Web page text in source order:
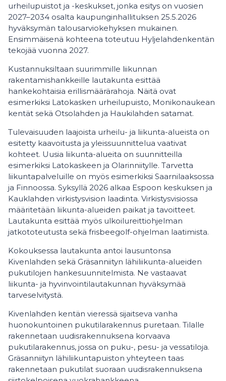
urheilupuistot ja -keskukset, jonka esitys on vuosien
2027–2034 osalta kaupunginhallituksen 25.5.2026
hyväksymän talousarviokehyksen mukainen.
Ensimmäisenä kohteena toteutuu Hyljelahdenkentän
tekojää vuonna 2027.
Kustannuksiltaan suurimmille liikunnan
rakentamishankkeille lautakunta esittää
hankekohtaisia erillismäärärahoja. Näitä ovat
esimerkiksi Latokasken urheilupuisto, Monikonaukean
kentät sekä Otsolahden ja Haukilahden satamat.
Tulevaisuuden laajoista urheilu- ja liikunta-alueista on
esitetty kaavoitusta ja yleissuunnittelua vaativat
kohteet. Uusia liikunta-alueita on suunnitteilla
esimerkiksi Latokaskeen ja Olarinniitylle. Tarvetta
liikuntapalveluille on myös esimerkiksi Saarnilaaksossa
ja Finnoossa. Syksyllä 2026 alkaa Espoon keskuksen ja
Kauklahden virkistysvision laadinta. Virkistysvisiossa
määritetään liikunta-alueiden paikat ja tavoitteet.
Lautakunta esittää myös ulkoilureittiohjelman
jatkototeutusta sekä frisbeegolf-ohjelman laatimista.
Kokouksessa lautakunta antoi lausuntonsa
Kivenlahden sekä Gräsanniityn lähiliikunta-alueiden
pukutilojen hankesuunnitelmista. Ne vastaavat
liikunta- ja hyvinvointilautakunnan hyväksymää
tarveselvitystä.
Kivenlahden kentän vieressä sijaitseva vanha
huonokuntoinen pukutilarakennus puretaan. Tilalle
rakennetaan uudisrakennuksena korvaava
pukutilarakennus, jossa on puku-, pesu- ja vessatiloja.
Gräsanniityn lähiliikuntapuiston yhteyteen taas
rakennetaan pukutilat suoraan uudisrakennuksena